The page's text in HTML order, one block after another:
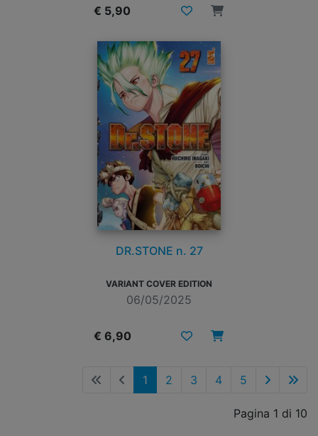
€ 5,90
DR.STONE n. 27
VARIANT COVER EDITION
06/05/2025
€ 6,90
1 2 3 4 5
Pagina 1 di 10